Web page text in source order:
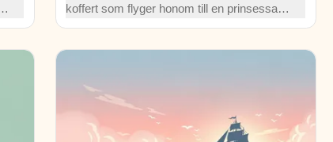
koffert som flyger honom till en prinsessa i
ett torn. Hans fängslande berättelser vinner
honom ett kungligt bröllop – tills en enda
bära honom nu?